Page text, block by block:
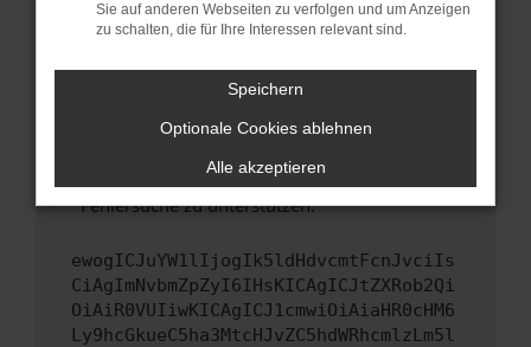
führen, dass bestimmte Funktionen nicht mehr
unterstützt werden.
Wende dich an den Webseitenbetreiber.
Wenn du alle oben genannten Schritte versucht
hast, kontaktiere uns bitte. Wir werden
uns diesen Text schicken, um uns bei der
Fehlersuche zu unterstützen:
ewogICJuYW1lIjogIk5ldHdvcmtFcnJvciIs
CiAgImNvbmZpZyI6IHsKICAgICJtZXRob2Qi
OiAiR0VUIiwKICAgICJ1cmwiOiAiaHR0cHM6
Ly9hcGkueC5ha3MtcHJvZC5hdWRhcmlzLm5l
Sie auf anderen Webseiten zu verfolgen und um Anzeigen
zu schalten, die für Ihre Interessen relevant sind.
Speichern
Optionale Cookies ablehnen
Alle akzeptieren